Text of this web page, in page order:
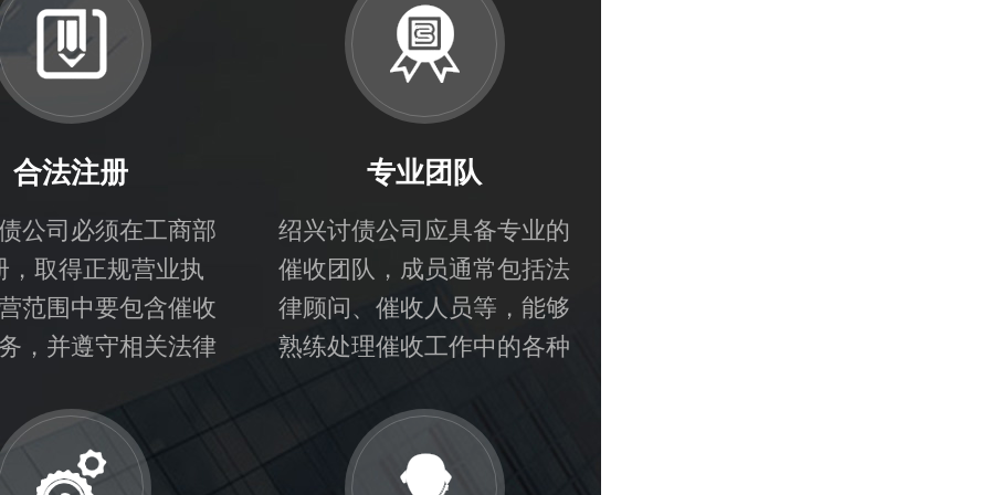
合法注册
公司必须在工商部
，取得正规营业执
范围中要包含催收
，并遵守相关法律
专业团队
绍兴讨债公司应具备专业的
催收团队，成员通常包括法
律顾问、催收人员等，能够
熟练处理催收工作中的各种